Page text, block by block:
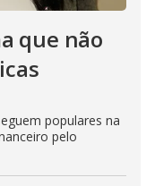
que não
populares na
pelo